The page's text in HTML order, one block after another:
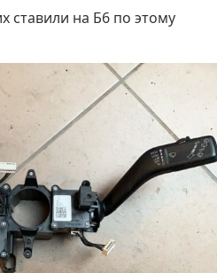
ставили на Б6 по этому